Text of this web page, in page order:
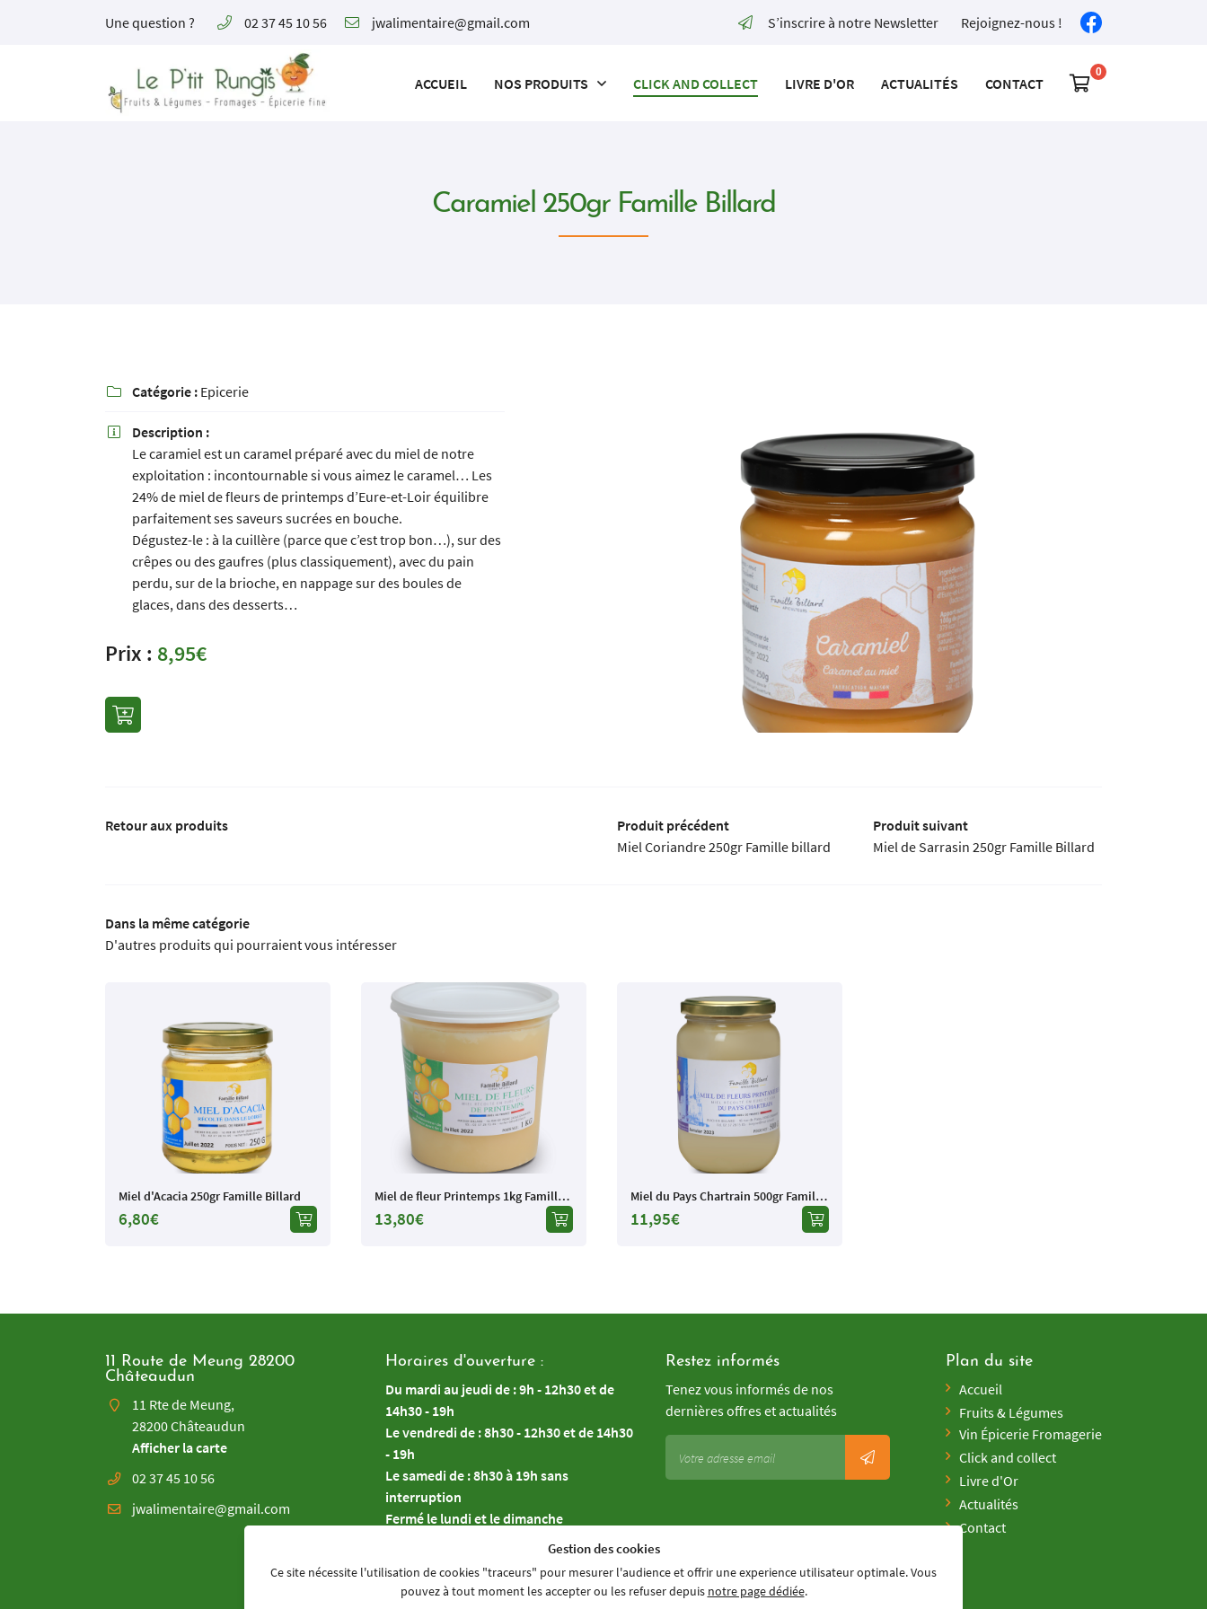
Une question ? 02 37 45 10 56 S’inscrire à notre Newsletter Rejoignez-nous !
ACCUEIL NOS PRODUITS CLICK AND COLLECT LIVRE D'OR ACTUALITÉS CONTACT 
VALIDER VOTRE PANIER
Rafraîchir le captcha
En cochant cette case, vous consentez à recevoir nos propositions commerciales à l'adresse
email indiqué ci-dessus. Vous pouvez vous désinscrire à tout moment en utilisant
de désinscription.
INSCRIPTION
Caramiel 250gr Famille Billard
 Catégorie : Epicerie

Description :
Le caramiel est un caramel préparé avec du miel de notre
exploitation : incontournable si vous aimez le caramel… Les
24% de miel de fleurs de printemps d’Eure-et-Loir équilibre
parfaitement ses saveurs sucrées en bouche.
Dégustez-le : à la cuillère (parce que c’est trop bon…), sur des
crêpes ou des gaufres (plus classiquement), avec du pain
perdu, sur de la brioche, en nappage sur des boules de
glaces, dans des desserts…
Prix : 8,95€
Retour aux produits
Produit précédent
Miel Coriandre 250gr Famille billard
Produit suivant
Miel de Sarrasin 250gr Famille Billard
Dans la même catégorie
D'autres produits qui pourraient vous intéresser
Miel d'Acacia 250gr Famille Billard
6,80€
Miel de fleur Printemps 1kg Famille Billard
13,80€
Miel du Pays Chartrain 500gr Famille Billard
11,95€
11 Route de Meung 28200
Châteaudun
11 Rte de Meung,
28200 Châteaudun
Afficher la carte
02 37 45 10 56
Horaires d'ouverture :
Du mardi au jeudi de : 9h - 12h30 et de
14h30 - 19h
Le vendredi de : 8h30 - 12h30 et de 14h30
- 19h
Le samedi de : 8h30 à 19h sans
interruption
Fermé le lundi et le dimanche
Restez informés
Tenez vous informés de nos
dernières offres et actualités
Plan du site
Accueil
Fruits & Légumes
Vin Épicerie Fromagerie
Click and collect
Livre d'Or
Actualités
Contact
Gestion des cookies
Ce site nécessite l'utilisation de cookies "traceurs" pour mesurer l'audience et offrir une experience utilisateur optimale. Vous
pouvez à tout moment les accepter ou les refuser depuis notre page dédiée.